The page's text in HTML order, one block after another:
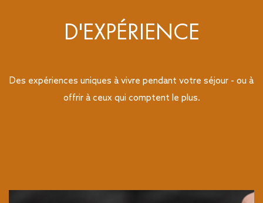
D'EXPÉRIENCE
Des expériences uniques à vivre pendant votre séjour - ou à
offrir à ceux qui comptent le plus.